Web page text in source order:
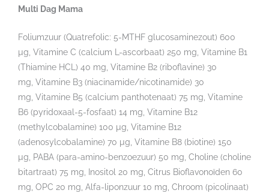
Multi Dag Mama
Foliumzuur (Quatrefolic: 5-MTHF glucosaminezout) 600
µg, Vitamine C (calcium L-ascorbaat) 250 mg, Vitamine B1
(Thiamine HCL) 40 mg, Vitamine B2 (riboflavine) 30
mg, Vitamine B3 (niacinamide/nicotinamide) 30
mg, Vitamine B5 (calcium panthotenaat) 75 mg, Vitamine
B6 (pyridoxaal-5-fosfaat) 14 mg, Vitamine B12
(methylcobalamine) 100 µg, Vitamine B12
(adenosylcobalamine) 70 µg, Vitamine B8 (biotine) 150
µg, PABA (para-amino-benzoezuur) 50 mg, Choline (choline
bitartraat) 75 mg, Inositol 20 mg, Citrus Bioflavonoïden 60
mg, OPC 20 mg, Alfa-liponzuur 10 mg, Chroom (picolinaat)